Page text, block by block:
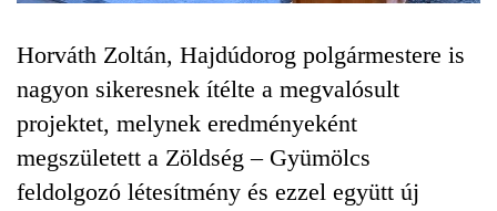
Horváth Zoltán, Hajdúdorog polgármestere is
nagyon sikeresnek ítélte a megvalósult
projektet, melynek eredményeként
megszületett a Zöldség – Gyümölcs
feldolgozó létesítmény és ezzel együtt új